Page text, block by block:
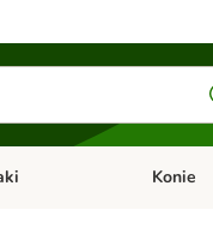
menu kategorii: Otwórz
Konie